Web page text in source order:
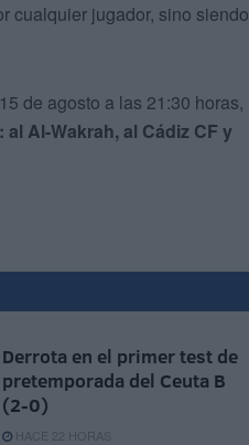
cualquier jugador, sino siendo
de agosto a las 21:30 horas,
Al-Wakrah, al Cádiz CF y
Derrota en el primer test de
pretemporada del Ceuta B
(2-0)
HACE 22 HORAS